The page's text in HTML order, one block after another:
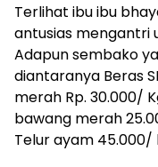
Terlihat ibu ibu
antusias mengantri
Adapun sembako
diantaranya Beras
merah Rp. 30.000/
bawang merah
Telur ayam 45.000/